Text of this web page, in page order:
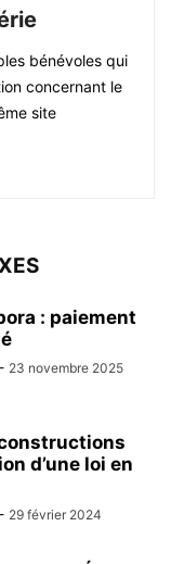
bénévoles qui
concernant le
site
: paiement
- 23 novembre 2025
d’une loi en
- 29 février 2024